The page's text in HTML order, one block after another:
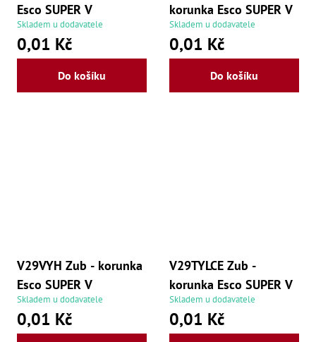
Esco SUPER V
Skladem u dodavatele
0,01 Kč
Do košíku
korunka Esco SUPER V
Skladem u dodavatele
0,01 Kč
Do košíku
V29VYH Zub - korunka
Esco SUPER V
Skladem u dodavatele
0,01 Kč
V29TYLCE Zub -
korunka Esco SUPER V
Skladem u dodavatele
0,01 Kč